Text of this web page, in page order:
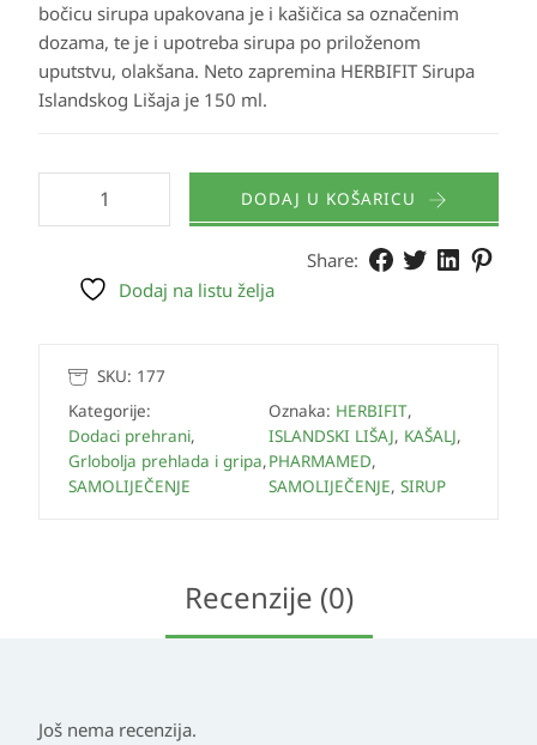
bočicu sirupa upakovana je i kašičica sa označenim
dozama, te je i upotreba sirupa po priloženom
uputstvu, olakšana. Neto zapremina HERBIFIT Sirupa
Islandskog Lišaja je 150 ml.
DODAJ U KOŠARICU
Share:
Dodaj na listu želja
SKU: 177
Kategorije:
Dodaci prehrani,
Grlobolja prehlada i gripa,
SAMOLIJEČENJE
Oznaka: HERBIFIT,
ISLANDSKI LIŠAJ, KAŠALJ,
PHARMAMED,
SAMOLIJEČENJE, SIRUP
Recenzije (0)
Još nema recenzija.